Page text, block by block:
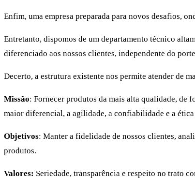
Enfim, uma empresa preparada para novos desafios,
Entretanto, dispomos de um departamento técnico
diferenciado aos nossos clientes, independente do
Decerto, a estrutura existente nos permite atender de
Missão: Fornecer produtos da mais alta qualidade, de
maior diferencial, a agilidade, a confiabilidade e a
Objetivos: Manter a fidelidade de nossos clientes,
produtos.
Valores: Seriedade, transparência e respeito no trato